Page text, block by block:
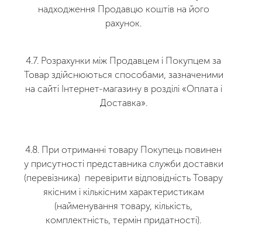
надходження Продавцю коштів на його
рахунок.
4.7. Розрахунки між Продавцем і Покупцем за
Товар здійснюються способами, зазначеними
на сайті Інтернет-магазину в розділі «Оплата і
Доставка».
4.8. При отриманні товару Покупець повинен
у присутності представника служби доставки
(перевізника) перевірити відповідність Товару
якісним і кількісним характеристикам
(найменування товару, кількість,
комплектність, термін придатності).